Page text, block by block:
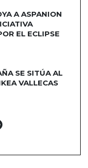
A ASPANION
EL ECLIPSE
SE SITÚA AL
VALLECAS